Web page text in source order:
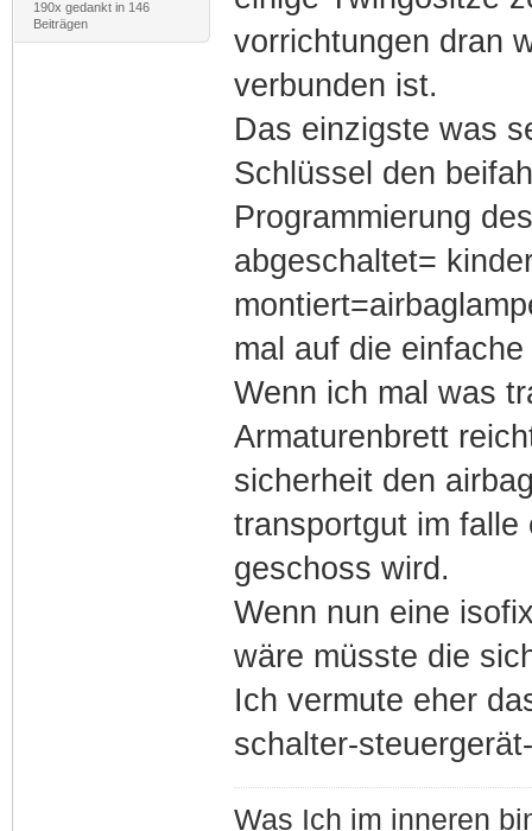
190x gedankt in 146
Beiträgen
vorrichtungen dran
verbunden ist.
Das einzigste was
Schlüssel den
Programmierung
abgeschaltet=
mal auf die
Wenn ich mal was
Armaturenbrett
sicherheit den
transportgut im falle
geschoss wird.
Wenn nun eine
wäre müsste die
Ich vermute eher
schalter-
Was Ich im inneren